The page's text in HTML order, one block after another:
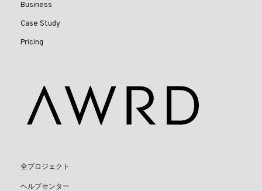
Business
Case Study
Pricing
全プロジェクト
ヘルプセンター